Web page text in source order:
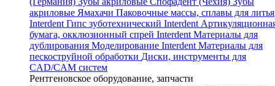
акриловые Ямахачи Паковочные массы, сплавы для литья
Interdent Гипс зуботехнический Interdent
бумага, окклюзионный спрей Interdent Материалы для
дублирования Моделирование Interdent Материалы для
пескоструйной обработки Диски, инструменты для
CAD/CAM систем
Рентгеновское оборудование, запчасти